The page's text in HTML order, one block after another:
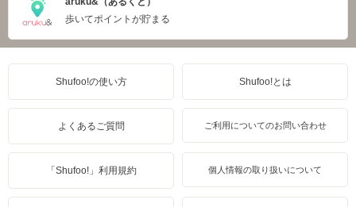
歩いてポイントが貯まる
Shufoo!の使い方 Shufoo!とは
よくあるご質問 ご利用についてのお問い合わせ
「Shufoo!」利用規約 個人情報の取り扱いについて